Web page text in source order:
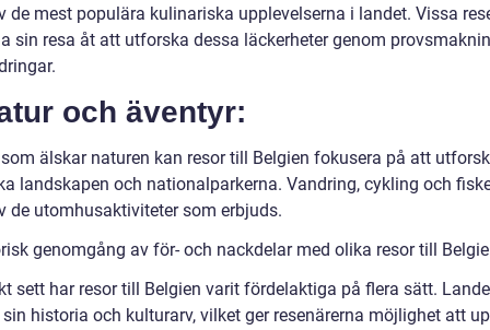
de mest populära kulinariska upplevelserna i landet. Vissa
sin resa åt att utforska dessa läckerheter genom
och äventyr:
älskar naturen kan resor till Belgien fokusera på att
landskapen och nationalparkerna. Vandring, cykling och
de utomhusaktiviteter som erbjuds.
genomgång av för- och nackdelar med olika resor till
sett har resor till Belgien varit fördelaktiga på flera sätt.
historia och kulturarv, vilket ger resenärerna möjlighet att